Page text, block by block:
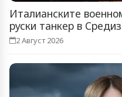
Италианските
руски танкер в
2 Август 2026